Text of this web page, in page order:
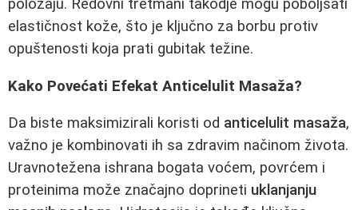
položaju. Redovni tretmani takodje mogu poboljšati
elastičnost kože, što je ključno za borbu protiv
opuštenosti koja prati gubitak težine.
Kako Povećati Efekat Anticelulit Masaža?
Da biste maksimizirali koristi od anticelulit masaža,
važno je kombinovati ih sa zdravim načinom života.
Uravnotežena ishrana bogata voćem, povrćem i
proteinima može značajno doprineti uklanjanju